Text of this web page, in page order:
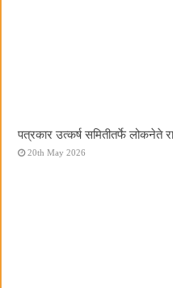
पत्रकार उत्कर्ष समितीतर्फे लोकनेते
20th May 2026